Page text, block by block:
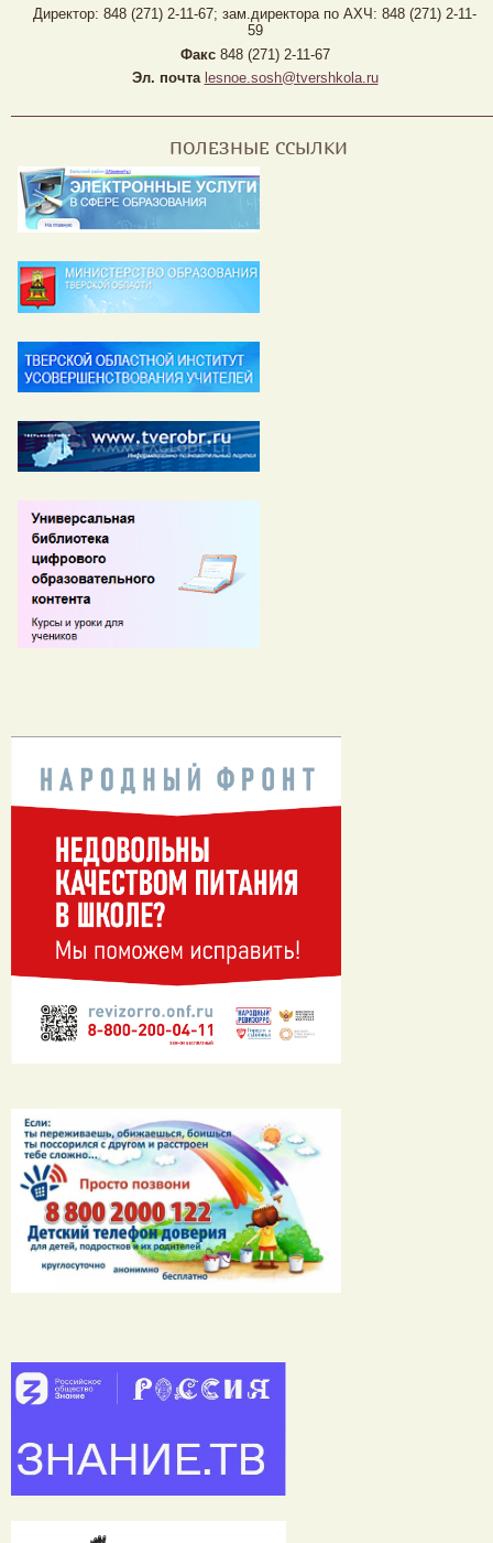
Директор: 848 (271) 2-11-67; зам.директора по АХЧ: 848 (271) 2-11-
59
Факс848 (271) 2-11-67
Эл. почта lesnoe.sosh@tvershkola.ru
ПОЛЕЗНЫЕ ССЫЛКИ